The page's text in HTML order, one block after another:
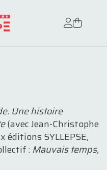
Une histoire
(avec Jean-Christophe
éditions SYLLEPSE,
: Mauvais temps,